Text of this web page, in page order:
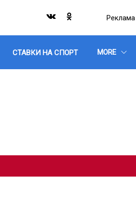
Реклама
СТАВКИ НА СПОРТ MORE